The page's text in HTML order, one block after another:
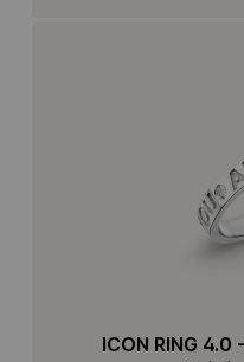
ICON RING